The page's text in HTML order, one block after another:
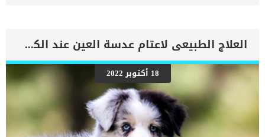
اعراض وعلامات زيادة نسبة النيتروجين فى الدم عند الكلاب ضعف تعب
التقيؤ إسهال اكتئابجفاف إمساك فقدان الوزن والشهية رائحة الفم
الكريهة الضعف العضلي انخفاض حرارة الجسم معطف شعر ضعيف نقص
غير طبيعي في لون الجلد بقعة حمراء أو أرجوانية على سطح الجلد اقرأ
ايضا: كسور الفك عند الكلاب “العلاج والعلامات” الاسباب الكامنة خلف
زيادة نسبة النيتروجين فى الدم عند كلبك انخفاض حجم الدم الالتهابات
حمى الصدمة نظام غذائي عالي البروتين نزيف الجهاز الهضمي أمراض
الكلى الحادة أو المزمنة انسداد المسالك البولية تشخيص الطبيب البيطرى
لحالة الكلب ستحتاج إلى تقديم تاريخ شامل لصحة كلبك ، بما […]
العلاج الطبيعى لاعتام عدسة العين عند الكلاب
18 أكتوبر 2022